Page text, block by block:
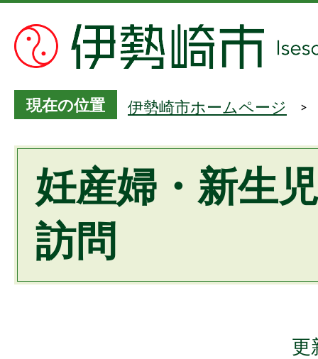
現在の位置 伊勢崎市ホームページ
妊産婦・新生
訪問
更